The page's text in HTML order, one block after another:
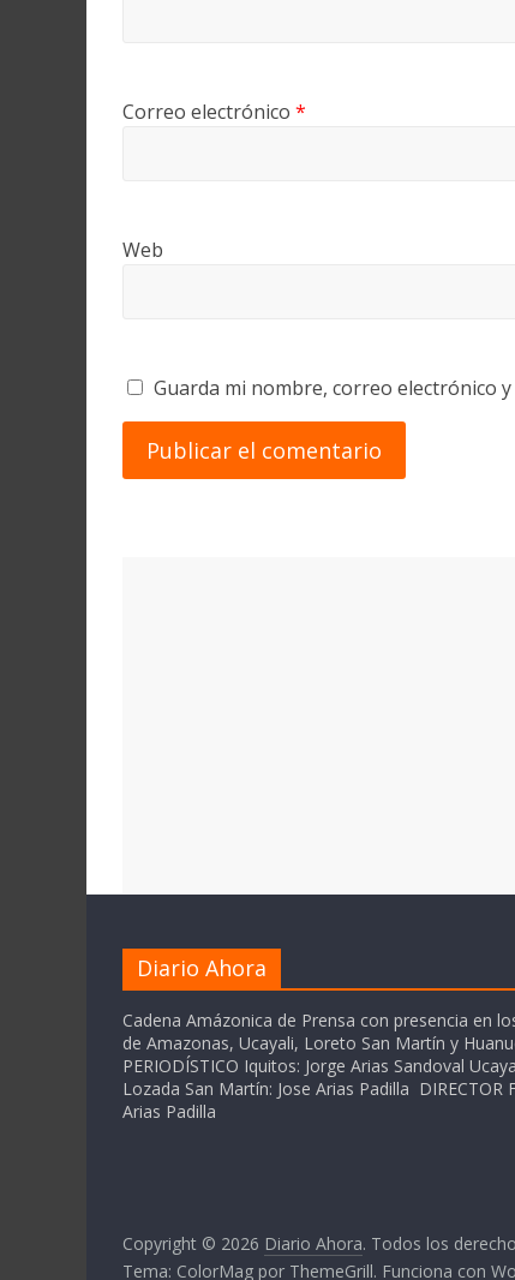
Correo electrónico *
Web
Guarda mi nombre, correo electrónico
Diario Ahora
Cadena Amázonica de Prensa con presencia en
de Amazonas, Ucayali, Loreto San Martín y
PERIODÍSTICO Iquitos: Jorge Arias Sandoval
Lozada San Martín: Jose Arias Padilla DIRECTOR
Arias Padilla
Copyright © 2026 Diario Ahora. Todos los
Tema: ColorMag por ThemeGrill. Funciona con